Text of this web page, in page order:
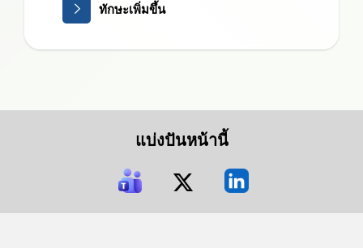
ทักษะเพิ่มขึ้น
แบ่งปันหน้านี้